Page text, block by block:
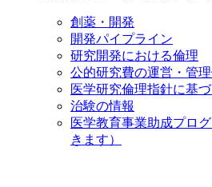
創薬・開発
開発パイプライン
研究開発における倫理
公的研究費の運営・管理
医学研究倫理指針に基
治験の情報
医学教育事業助成プロ
きます）